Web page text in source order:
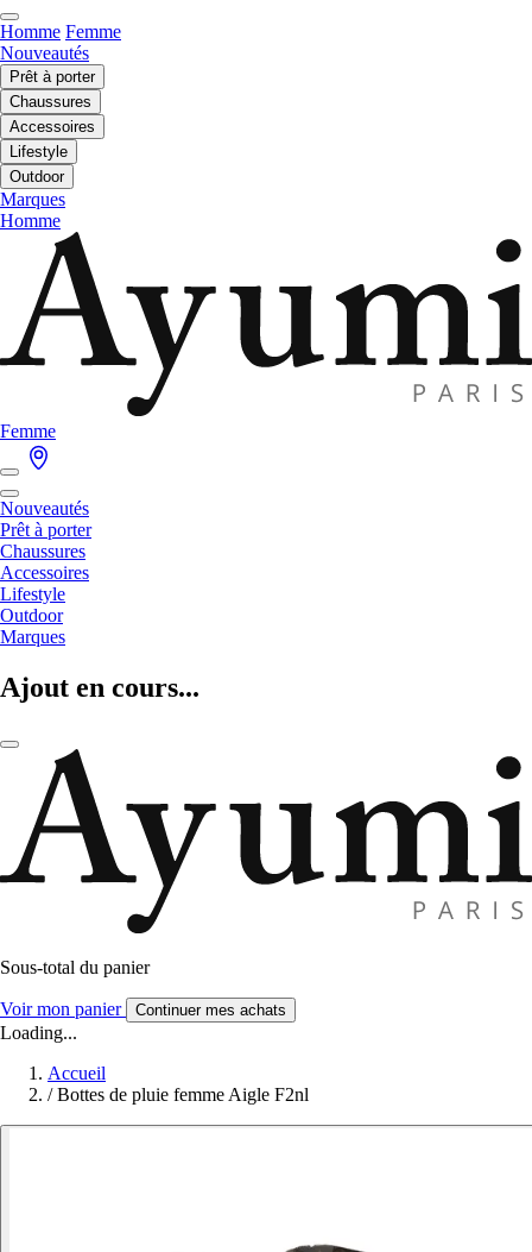
Homme Femme
Nouveautés
Prêt à porter
Chaussures
Accessoires
Lifestyle
Outdoor
Marques
Homme
Femme
Nouveautés
Prêt à porter
Chaussures
Accessoires
Lifestyle
Outdoor
Marques
Ajout en cours...
Sous-total du panier
Voir mon panier Continuer mes achats
Loading...
Accueil
/ Bottes de pluie femme Aigle F2nl